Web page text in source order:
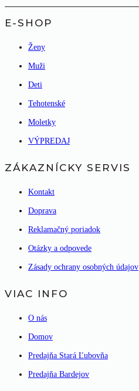
E-SHOP
Ženy
Muži
Deti
Tehotenské
Moletky
VÝPREDAJ
ZÁKAZNÍCKY SERVIS
Kontakt
Doprava
Reklamačný poriadok
Otázky a odpovede
Zásady ochrany osobných údajov
VIAC INFO
O nás
Domov
Predajňa Stará Ľubovňa
Predajňa Bardejov